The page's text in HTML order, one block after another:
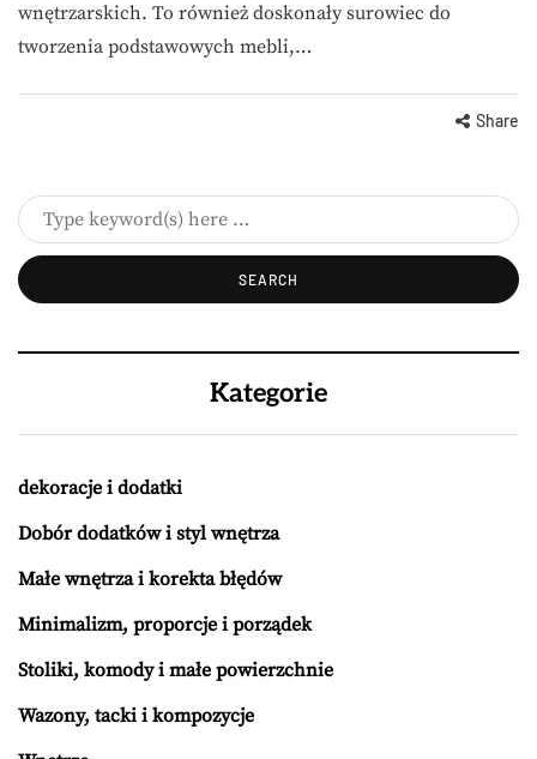
wnętrzarskich. To również doskonały surowiec do
tworzenia podstawowych mebli,…
Share
Kategorie
dekoracje i dodatki
Dobór dodatków i styl wnętrza
Małe wnętrza i korekta błędów
Minimalizm, proporcje i porządek
Stoliki, komody i małe powierzchnie
Wazony, tacki i kompozycje